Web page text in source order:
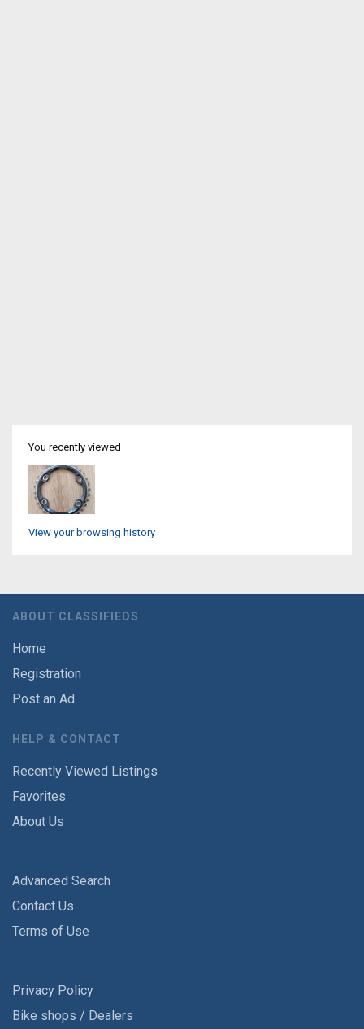
You recently viewed
View your browsing history
ABOUT CLASSIFIEDS
Home
Registration
Post an Ad
HELP & CONTACT
Recently Viewed Listings
Favorites
About Us
Advanced Search
Contact Us
Terms of Use
Privacy Policy
Bike shops / Dealers